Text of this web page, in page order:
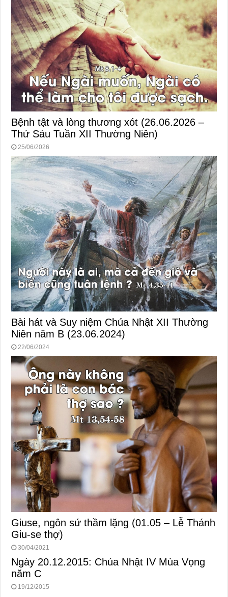
Bệnh tật và lòng thương xót (26.06.2026 –
Thứ Sáu Tuần XII Thường Niên)
25/06/2026
Bài hát và Suy niệm Chúa Nhật XII Thường
Niên năm B (23.06.2024)
22/06/2024
Giuse, ngôn sứ thầm lặng (01.05 – Lễ Thánh
Giu-se thợ)
30/04/2021
Ngày 20.12.2015: Chúa Nhật IV Mùa Vọng
năm C
19/12/2015